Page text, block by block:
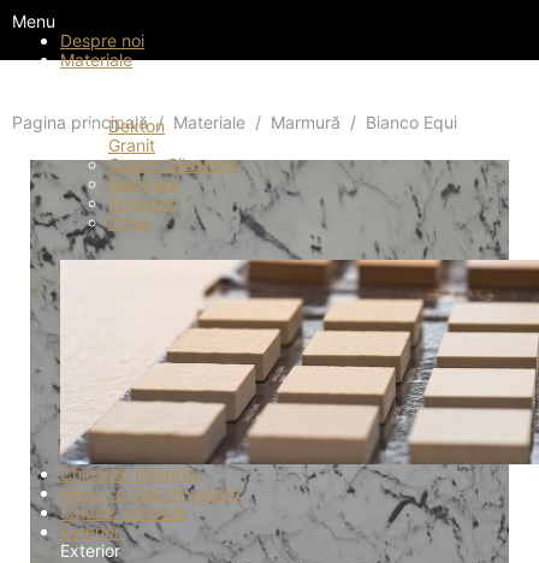
Menu
Despre noi
Materiale
Dekton
Granit
Quartz Silestone
Marmură
Travertin
Onyx
Chiuvete Integrity
Mese cu blat din piatră
Fațade ventilate
Exterior
Exterior
Pagina principală Materiale Marmură Bianco Equi